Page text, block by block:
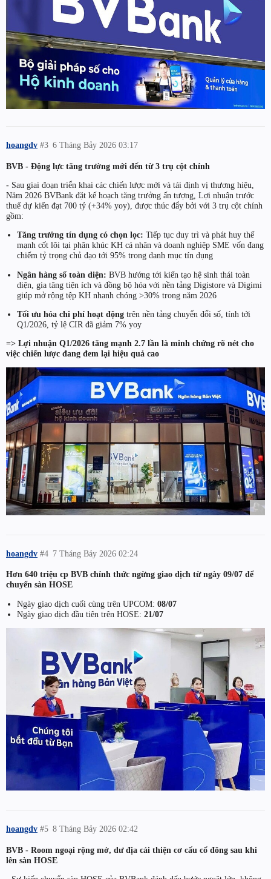
hoangdv 6 Tháng Bảy 2026 03:17
#3
BVB - Động lực tăng trưởng mới đến từ 3 trụ cột chính
- Sau giai đoạn triển khai các chiến lược mới và tái định vị thương hiệu,
Năm 2026 BVBank đặt kế hoạch tăng trưởng ấn tượng, Lợi nhuận trước
thuế dự kiến đạt 700 tỷ (+34% yoy), được thúc đẩy bởi với 3 trụ cột chính
gồm:
Tăng trưởng tín dụng có chọn lọc: Tiếp tục duy trì và phát huy thế
mạnh cốt lõi tại phân khúc KH cá nhân và doanh nghiệp SME vốn đang
chiếm tỷ trọng chủ đạo tới 95% trong danh mục tín dụng
Ngân hàng số toàn diện: BVB hướng tới kiến tạo hệ sinh thái toàn
diện, gia tăng tiện ích và đồng bộ hóa với nền tảng Digistore và Digimi
giúp mở rộng tệp KH nhanh chóng >30% trong năm 2026
Tối ưu hóa chi phí hoạt độngtrên nền tảng chuyển đổi số, tính tới
Q1/2026, tỷ lệ CIR đã giảm 7% yoy
=> Lợi nhuận Q1/2026 tăng mạnh 2.7 lần là minh chứng rõ nét cho
việc chiến lược đang đem lại hiệu quả cao
hoangdv 7 Tháng Bảy 2026 02:24
#4
Hơn 640 triệu cp BVB chính thức ngừng giao dịch từ ngày 09/07 để
chuyển sàn HOSE
Ngày giao dịch cuối cùng trên UPCOM: 08/07
Ngày giao dịch đầu tiên trên HOSE: 21/07
hoangdv 8 Tháng Bảy 2026 02:42
#5
BVB - Room ngoại rộng mở, dư địa cải thiện cơ cấu cổ đông sau khi
lên sàn HOSE